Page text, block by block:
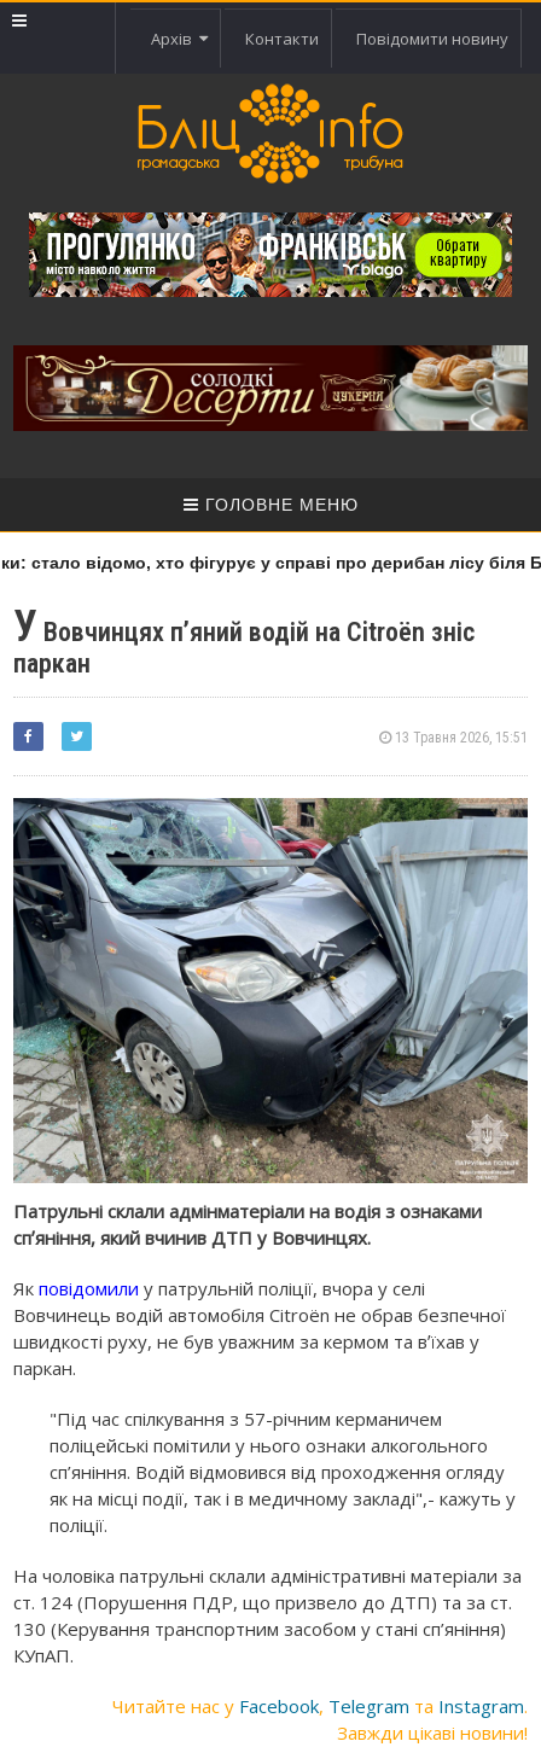
Архів Контакти Повідомити новину
ГОЛОВНЕ МЕНЮ
стало відомо, хто фігурує у справі про дерибан лісу біля
У Вовчинцях пʼяний водій на Citroën зніс
паркан
13 Травня 2026, 15:51
Патрульні склали адмінматеріали на водія з ознаками
спʼяніння, який вчинив ДТП у Вовчинцях.
Якповідомили у патрульній поліції, вчора у селі
Вовчинець водій автомобіля Citroën не обрав безпечної
швидкості руху, не був уважним за кермом та вʼїхав у
паркан.
"Під час спілкування з 57-річним керманичем
поліцейські помітили у нього ознаки алкогольного
сп’яніння. Водій відмовився від проходження огляду
як на місці події, так і в медичному закладі",- кажуть у
поліції.
На чоловіка патрульні склали адміністративні матеріали за
ст. 124 (Порушення ПДР, що призвело до ДТП) та за ст.
130 (Керування транспортним засобом у стані сп’яніння)
КУпАП.
Читайте нас у Facebook, Telegram та Instagram.
Завжди цікаві новини!